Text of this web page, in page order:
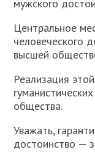
мужского
Центральное
человеческого
высшей
Реализация
общества.
Уважать,
достоинство —